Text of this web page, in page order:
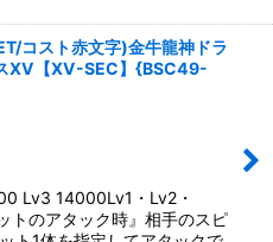
コスト赤文字)金牛龍神ドラ
XV【XV-SEC】{BSC49-
Lv3 14000Lv1・Lv2・
トのアタック時』相手のスピ